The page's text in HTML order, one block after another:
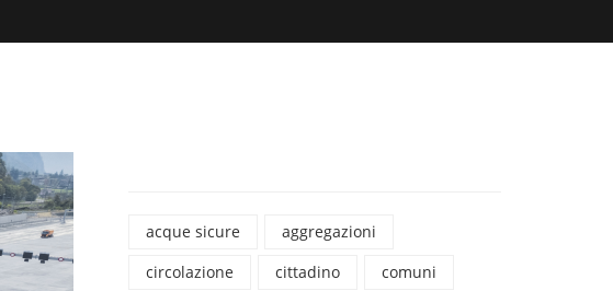
acque sicure
aggregazioni
circolazione
cittadino
comuni